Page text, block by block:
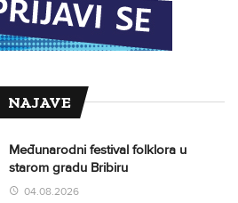
NAJAVE
Međunarodni festival folklora u
starom gradu Bribiru
04.08.2026